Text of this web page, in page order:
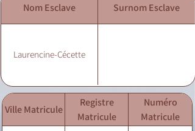
Nom Esclave Surnom Esclave
Laurencine-Cécette
Ville Matricule
Registre
Matricule
Numéro
Matricule